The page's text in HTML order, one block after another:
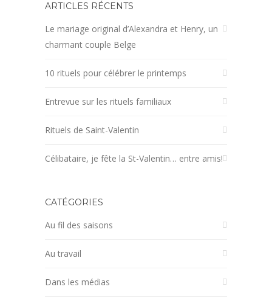
ARTICLES RÉCENTS
Le mariage original d’Alexandra et Henry, un
charmant couple Belge
10 rituels pour célébrer le printemps
Entrevue sur les rituels familiaux
Rituels de Saint-Valentin
Célibataire, je fête la St-Valentin… entre amis!
CATÉGORIES
Au fil des saisons
Au travail
Dans les médias